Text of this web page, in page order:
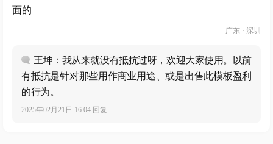
面的
广东 · 深圳
王坤：我从来就没有抵抗过呀，欢迎大家使用。以前
有抵抗是针对那些用作商业用途、或是出售此模板盈利
的行为。
2025年02月21日 16:04 回复